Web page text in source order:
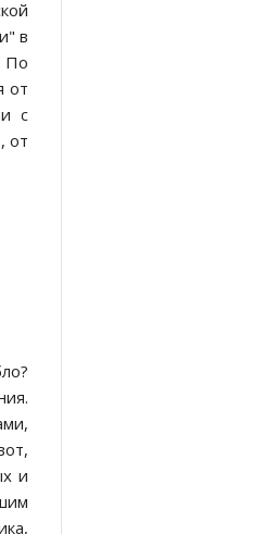
в
По
от
c
от
и